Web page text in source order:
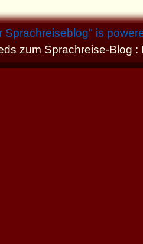
Sprachreiseblog" is
zum Sprachreise-Blog :